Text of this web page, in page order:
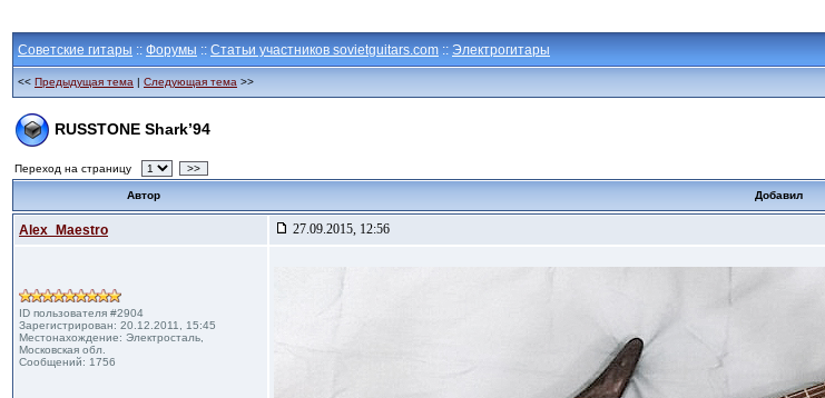
Советские гитары :: Форумы :: Статьи участников sovietguitars.com :: Электрогитары
<< Предыдущая тема | Следующая тема >>
RUSSTONE Shark’94
Переход на страницу >>
Автор Добавил
Alex_Maestro 27.09.2015, 12:56
ID пользователя #2904
Зарегистрирован: 20.12.2011, 15:45
Местонахождение: Электросталь,
Московская обл.
Сообщений: 1756